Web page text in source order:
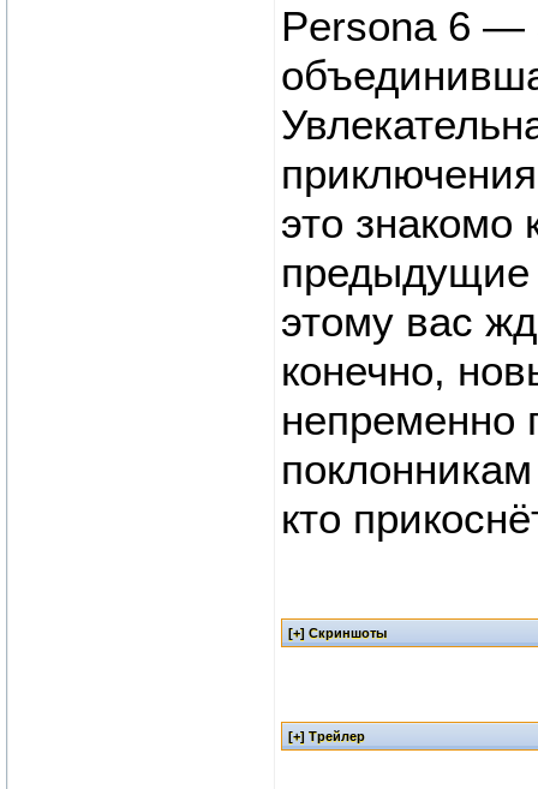
Persona 6 —
это знакомо
предыдущие
этому вас
конечно,
непременно
кто